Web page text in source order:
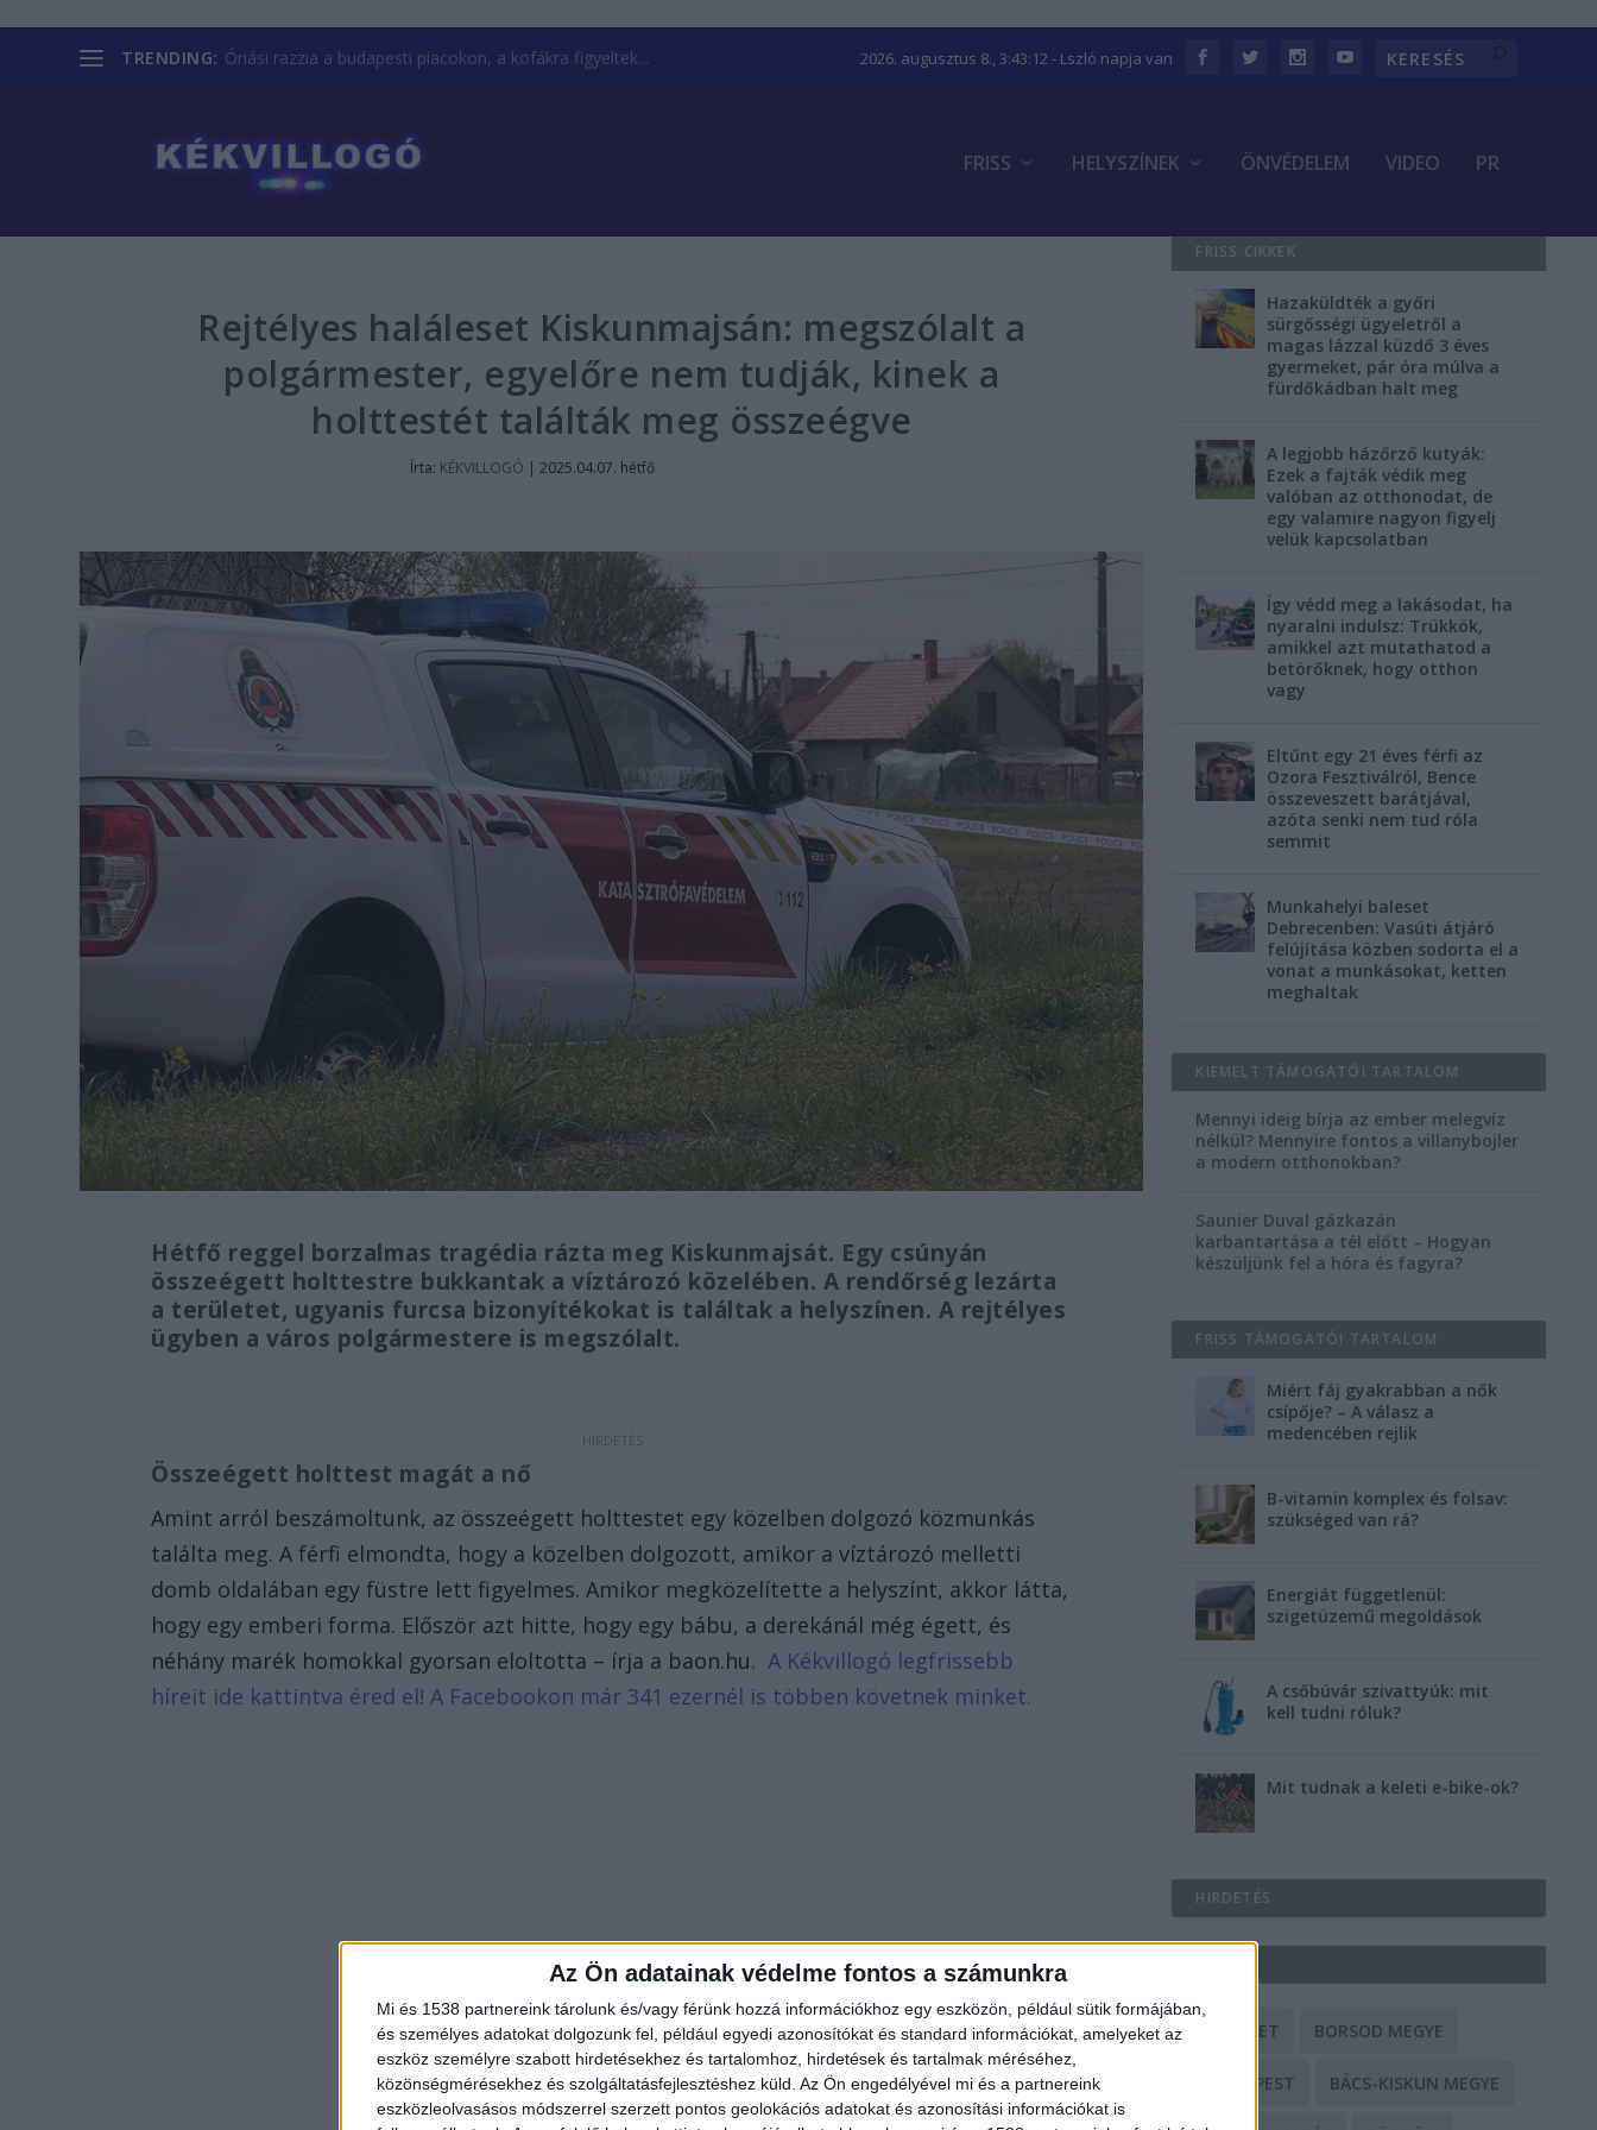
Az Ön adatainak védelme fontos a számunkra
Mi és 1538 partnereink tárolunk és/vagy férünk hozzá információkhoz egy eszközön, például sütik formájában,
és személyes adatokat dolgozunk fel, például egyedi azonosítókat és standard információkat, amelyeket az
eszköz személyre szabott hirdetésekhez és tartalomhoz, hirdetések és tartalmak méréséhez,
közönségmérésekhez és szolgáltatásfejlesztéshez küld. Az Ön engedélyével mi és a partnereink
eszközleolvasásos módszerrel szerzett pontos geolokációs adatokat és azonosítási információkat is
TRENDING: Óriási razzia a budapesti piacokon, a kofákra figyeltek... 2026. augusztus 8., 3:43:13 - Lszló napja van
FRISS HELYSZÍNEK ÖNVÉDELEM VIDEO PR
Rejtélyes haláleset Kiskunmajsán: megszólalt a
polgármester, egyelőre nem tudják, kinek a
holttestét találták meg összeégve
Írta: KÉKVILLOGÓ |2025.04.07. hétfő
Hétfő reggel borzalmas tragédia rázta meg Kiskunmajsát. Egy csúnyán
összeégett holttestre bukkantak a víztározó közelében. A rendőrség lezárta
a területet, ugyanis furcsa bizonyítékokat is találtak a helyszínen. A rejtélyes
ügyben a város polgármestere is megszólalt.
Összeégett holttest magát a nő
Amint arról beszámoltunk, az összeégett holttestet egy közelben dolgozó közmunkás
találta meg. A férfi elmondta, hogy a közelben dolgozott, amikor a víztározó melletti
domb oldalában egy füstre lett figyelmes. Amikor megközelítette a helyszínt, akkor látta,
hogy egy emberi forma. Először azt hitte, hogy egy bábu, a derekánál még égett, és
néhány marék homokkal gyorsan eloltotta – írja a baon.hu.A Kékvillogó legfrissebb
híreit ide kattintva éred el! A Facebookon már 341 ezernél is többen követnek minket.
FRISS CIKKEK
Hazaküldték a győri
sürgősségi ügyeletről a
magas lázzal küzdő 3 éves
gyermeket, pár óra múlva a
fürdőkádban halt meg
A legjobb házőrző kutyák:
Ezek a fajták védik meg
valóban az otthonodat, de
egy valamire nagyon figyelj
velük kapcsolatban
Így védd meg a lakásodat, ha
nyaralni indulsz: Trükkök,
amikkel azt mutathatod a
betörőknek, hogy otthon
vagy
Eltűnt egy 21 éves férfi az
Ozora Fesztiválról, Bence
összeveszett barátjával,
azóta senki nem tud róla
semmit
Munkahelyi baleset
Debrecenben: Vasúti átjáró
felújítása közben sodorta el a
vonat a munkásokat, ketten
meghaltak
KIEMELT TÁMOGATÓI TARTALOM
Mennyi ideig bírja az ember melegvíz
nélkül? Mennyire fontos a villanybojler
a modern otthonokban?
Saunier Duval gázkazán
karbantartása a tél előtt – Hogyan
készüljünk fel a hóra és fagyra?
FRISS TÁMOGATÓI TARTALOM
Miért fáj gyakrabban a nők
csípője? – A válasz a
medencében rejlik
B-vitamin komplex és folsav:
szükséged van rá?
Energiát függetlenül:
szigetüzemű megoldások
A csőbúvár szivattyúk: mit
kell tudni róluk?
Mit tudnak a keleti e-bike-ok?
HIRDETÉS
BALESET BORSOD MEGYE
BUDAPEST BÁCS-KISKUN MEGYE